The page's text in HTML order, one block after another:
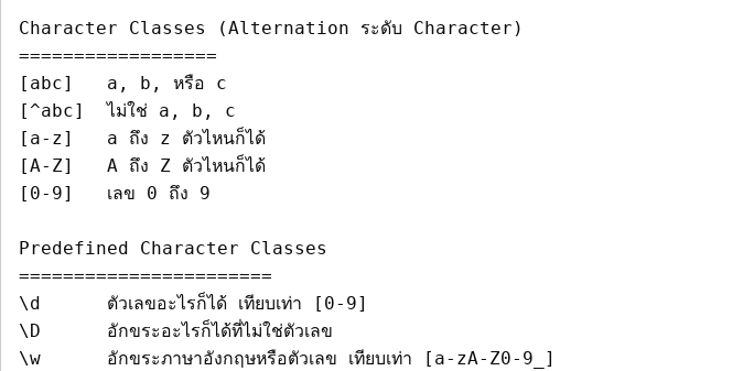
==================
[abc]	a, b, หรือ c
[^abc]	ไม่ใช่ a, b, c
[a-z]	a ถึง z ตัวไหนก็ได้
[A-Z]	A ถึง Z ตัวไหนก็ได้
[0-9]	เลข 0 ถึง 9
=======================
\d	ตัวเลขอะไรก็ได้ เทียบเท่า [0-9]
\D	อักขระอะไรก็ได้ที่ไม่ใช่ตัวเลข
\w	อักขระภาษาอังกฤษหรือตัวเลข เทียบเท่า [a-zA-Z0-9_]